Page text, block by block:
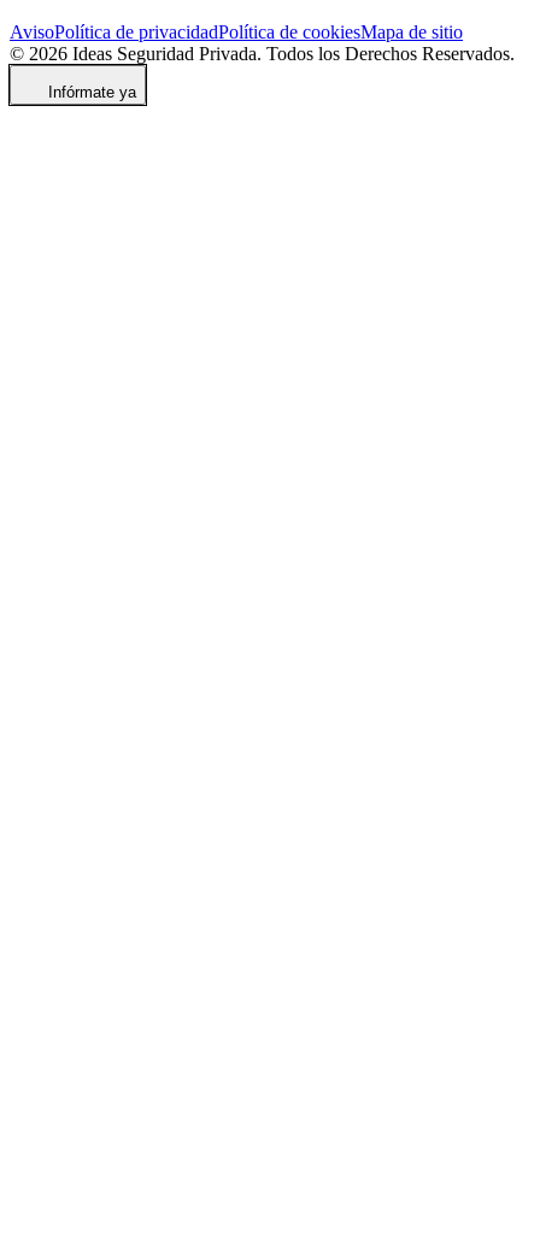
AvisoPolítica de privacidadPolítica de cookiesMapa de sitio
© 2026 Ideas Seguridad Privada. Todos los Derechos Reservados.
Infórmate ya